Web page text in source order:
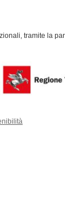
tramite la